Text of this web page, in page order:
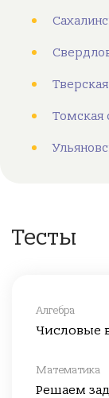
Томская
Тесты
Алгебра
Числовые
Математика
Решаем